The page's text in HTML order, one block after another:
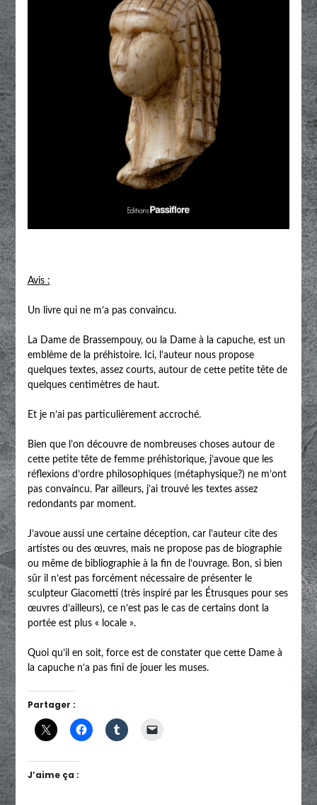
Avis :
Un livre qui ne m’a pas convaincu.
La Dame de Brassempouy, ou la Dame à la capuche, est un
emblème de la préhistoire. Ici, l’auteur nous propose
quelques textes, assez courts, autour de cette petite tête de
quelques centimètres de haut.
Et je n’ai pas particulièrement accroché.
Bien que l’on découvre de nombreuses choses autour de
cette petite tête de femme préhistorique, j’avoue que les
réflexions d’ordre philosophiques (métaphysique?) ne m’ont
pas convaincu. Par ailleurs, j’ai trouvé les textes assez
redondants par moment.
J’avoue aussi une certaine déception, car l’auteur cite des
artistes ou des œuvres, mais ne propose pas de biographie
ou même de bibliographie à la fin de l’ouvrage. Bon, si bien
sûr il n’est pas forcément nécessaire de présenter le
sculpteur Giacometti (très inspiré par les Étrusques pour ses
œuvres d’ailleurs), ce n’est pas le cas de certains dont la
portée est plus « locale ».
Quoi qu’il en soit, force est de constater que cette Dame à
la capuche n’a pas fini de jouer les muses.
Partager :
J’aime ça :